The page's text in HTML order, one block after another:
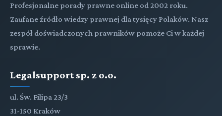
Profesjonalne porady prawne online od 2002 roku.
Zaufane źródło wiedzy prawnej dla tysięcy Polaków. Nasz
zespół doświadczonych prawników pomoże Ci w każdej
sprawie.
Legalsupport sp. z o.o.
ul. Św. Filipa 23/3
31-150 Kraków